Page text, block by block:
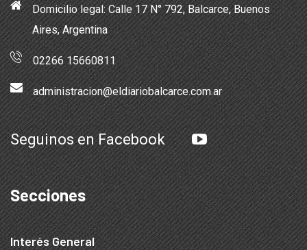
Domicilio legal: Calle 17 N° 792, Balcarce, Buenos
Aires, Argentina
02266 15660811
administracion@eldiariobalcarce.com.ar
Seguinos en Facebook
Secciones
Interés General